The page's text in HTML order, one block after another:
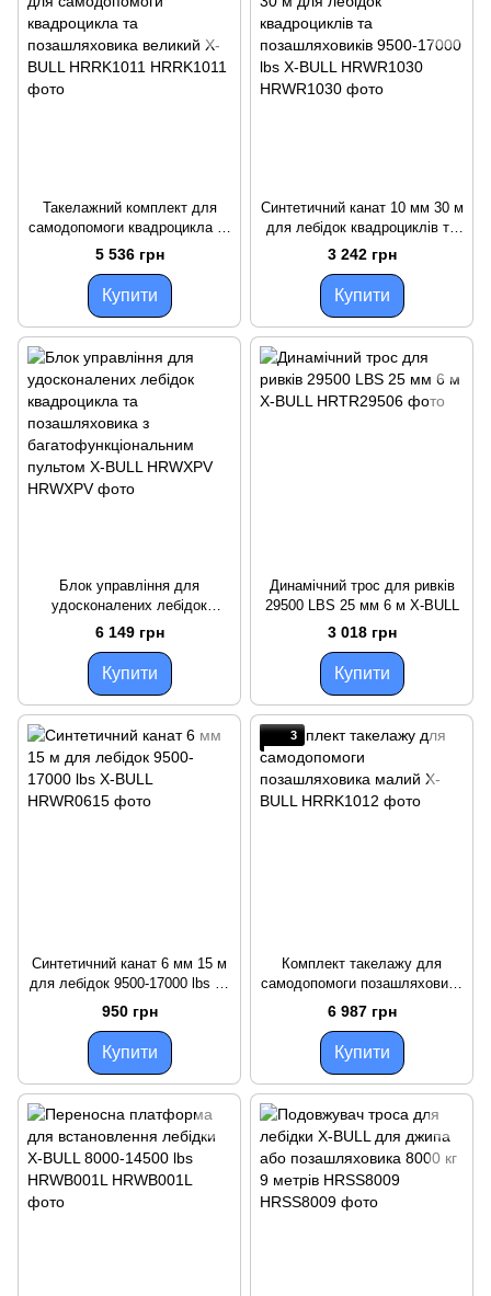
Такелажний комплект для
самодопомоги квадроцикла та
позашляховика великий X-
BULL HRRK1011
5 536 грн
Купити
Синтетичний канат 10 мм 30 м
для лебідок квадроциклів та
позашляховиків 9500-17000
lbs X-BULL HRWR1030
3 242 грн
Купити
Блок управління для
удосконалених лебідок
квадроцикла та
позашляховика з
багатофункціональним
пультом X-BULL HRWXPV
6 149 грн
Купити
Динамічний трос для ривків
29500 LBS 25 мм 6 м X-BULL
3 018 грн
Купити
Синтетичний канат 6 мм 15 м
для лебідок 9500-17000 lbs X-
BULL
950 грн
Купити
3
Комплект такелажу для
самодопомоги позашляховика
малий X-BULL
6 987 грн
Купити